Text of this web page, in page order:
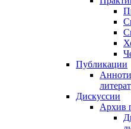
Публикации
Дискуссии
Архив